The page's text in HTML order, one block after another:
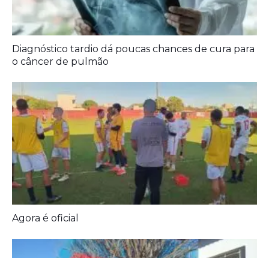
Diagnóstico tardio dá poucas chances de cura para
o câncer de pulmão
Agora é oficial